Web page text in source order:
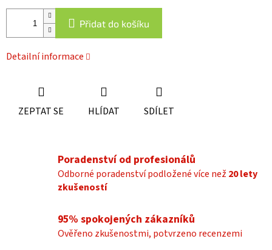
Přidat do košíku
Detailní informace
ZEPTAT SE HLÍDAT SDÍLET
Poradenství od profesionálů
Odborné poradenství podložené více než 20 lety
zkušeností
95% spokojených zákazníků
Ověřeno zkušenostmi, potvrzeno recenzemi